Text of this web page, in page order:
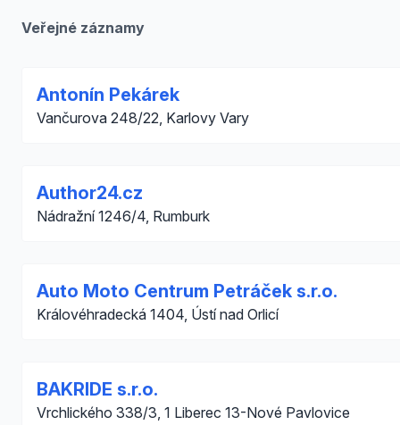
Veřejné záznamy
Antonín Pekárek
Vančurova 248/22, Karlovy Vary
Author24.cz
Nádražní 1246/4, Rumburk
Auto Moto Centrum Petráček s.r.o.
Královéhradecká 1404, Ústí nad Orlicí
BAKRIDE s.r.o.
Vrchlického 338/3, 1 Liberec 13-Nové Pavlovice